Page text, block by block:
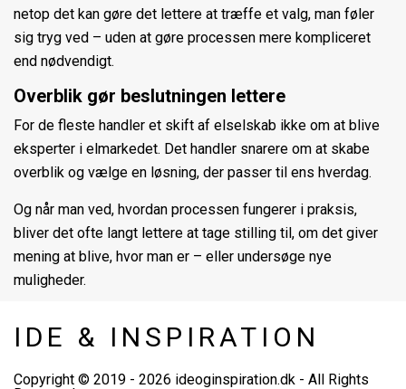
netop det kan gøre det lettere at træffe et valg, man føler
sig tryg ved – uden at gøre processen mere kompliceret
end nødvendigt.
Overblik gør beslutningen lettere
For de fleste handler et skift af elselskab ikke om at blive
eksperter i elmarkedet. Det handler snarere om at skabe
overblik og vælge en løsning, der passer til ens hverdag.
Og når man ved, hvordan processen fungerer i praksis,
bliver det ofte langt lettere at tage stilling til, om det giver
mening at blive, hvor man er – eller undersøge nye
muligheder.
IDE & INSPIRATION
Copyright © 2019 - 2026 ideoginspiration.dk - All Rights